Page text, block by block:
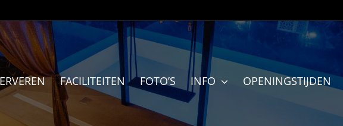
FACILITEITEN FOTO’S INFO OPENINGSTIJDEN